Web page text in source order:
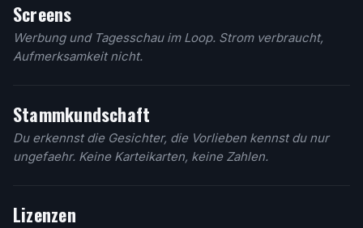
Screens
Werbung und Tagesschau im Loop. Strom verbraucht,
Aufmerksamkeit nicht.
Stammkundschaft
Du erkennst die Gesichter, die Vorlieben kennst du nur
ungefaehr. Keine Karteikarten, keine Zahlen.
Lizenzen